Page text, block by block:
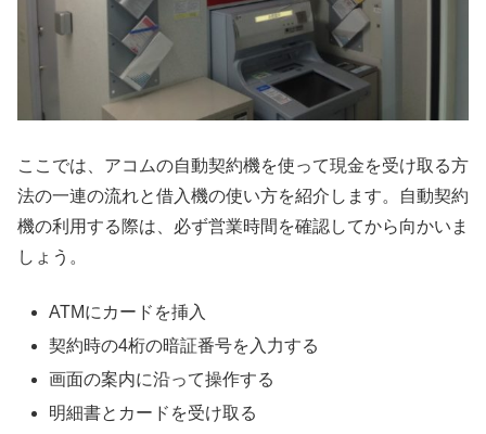
ここでは、アコムの自動契約機を使って現金を受け取る方
法の一連の流れと借入機の使い方を紹介します。自動契約
機の利用する際は、必ず営業時間を確認してから向かいま
しょう。
ATMにカードを挿入
契約時の4桁の暗証番号を入力する
画面の案内に沿って操作する
明細書とカードを受け取る